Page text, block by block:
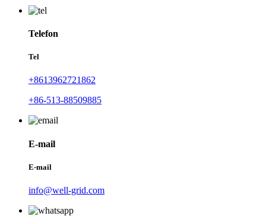
Telefon
Tel
+8613962721862
+86-513-88509885
E-mail
E-mail
info@well-grid.com